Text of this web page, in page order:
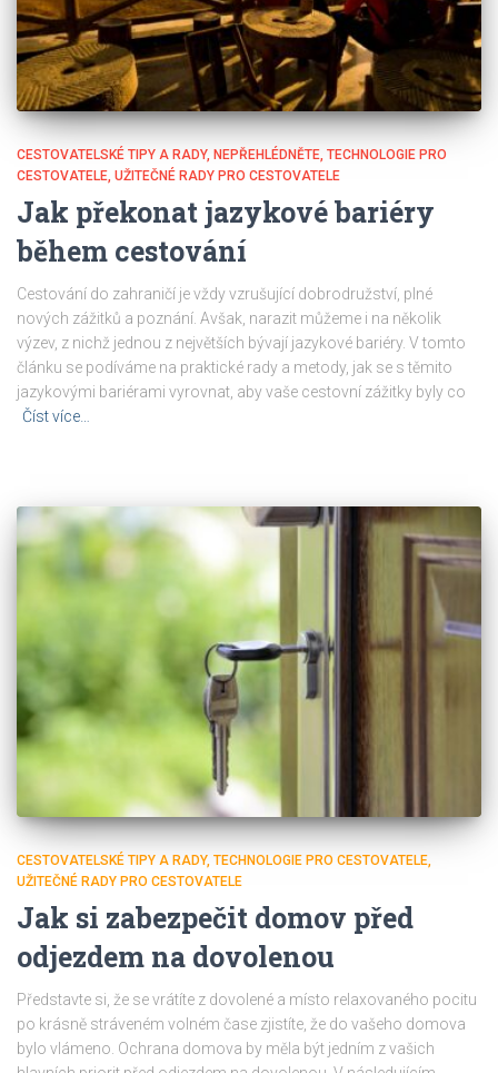
CESTOVATELSKÉ TIPY A RADY NEPŘEHLÉDNĚTE TECHNOLOGIE PRO
CESTOVATELE UŽITEČNÉ RADY PRO CESTOVATELE
Jak překonat jazykové bariéry
během cestování
Cestování do zahraničí je vždy vzrušující dobrodružství, plné
nových zážitků a poznání. Avšak, narazit můžeme i na několik
výzev, z nichž jednou z největších bývají jazykové bariéry. V tomto
článku se podíváme na praktické rady a metody, jak se s těmito
jazykovými bariérami vyrovnat, aby vaše cestovní zážitky byly co
Číst více…
CESTOVATELSKÉ TIPY A RADY TECHNOLOGIE PRO CESTOVATELE
UŽITEČNÉ RADY PRO CESTOVATELE
Jak si zabezpečit domov před
odjezdem na dovolenou
Představte si, že se vrátíte z dovolené a místo relaxovaného pocitu
po krásně stráveném volném čase zjistíte, že do vašeho domova
bylo vlámeno. Ochrana domova by měla být jedním z vašich